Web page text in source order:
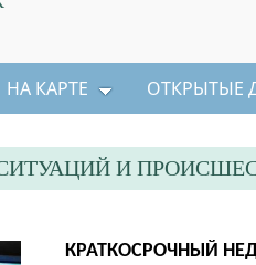
НА КАРТЕ ОТКРЫТЫЕ
И
КРАТКОСРОЧНЫЙ